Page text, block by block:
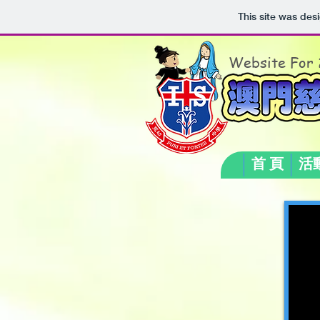
This site was
Website For
首 頁 活